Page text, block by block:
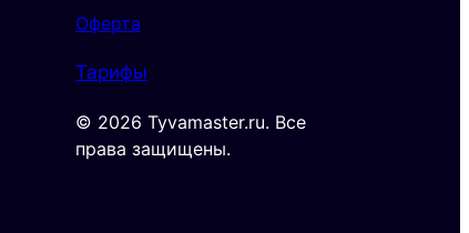
Оферта
Тарифы
© 2026 Tyvamaster.ru. Все
права защищены.